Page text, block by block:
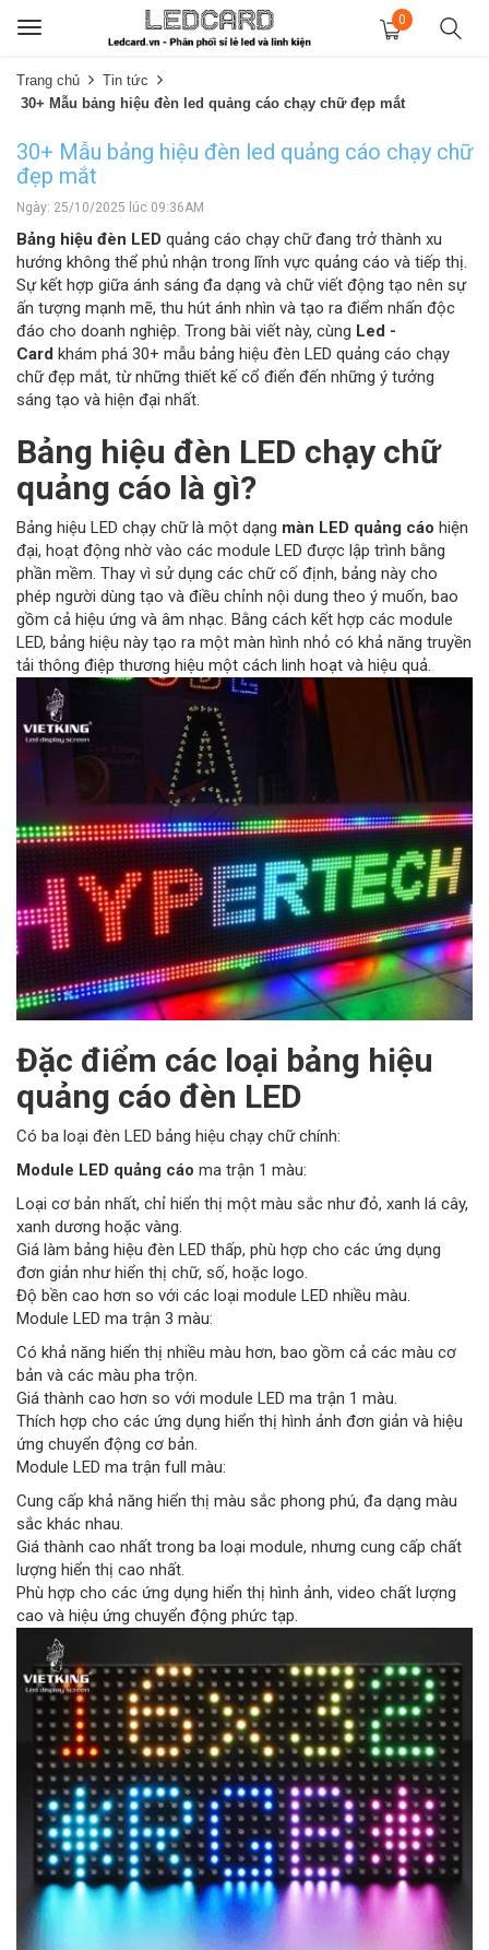
Toggle
0
Trang chủ
Tin tức
30+ Mẫu bảng hiệu đèn led quảng cáo chạy chữ đẹp mắt
30+ Mẫu bảng hiệu đèn led quảng cáo chạy chữ
đẹp mắt
Ngày: 25/10/2025 lúc 09:36AM
Bảng hiệu đèn LED quảng cáo chạy chữ đang trở thành xu
hướng không thể phủ nhận trong lĩnh vực quảng cáo và tiếp thị.
Sự kết hợp giữa ánh sáng đa dạng và chữ viết động tạo nên sự
ấn tượng mạnh mẽ, thu hút ánh nhìn và tạo ra điểm nhấn độc
đáo cho doanh nghiệp. Trong bài viết này, cùng Led -
Card khám phá 30+ mẫu bảng hiệu đèn LED quảng cáo chạy
chữ đẹp mắt, từ những thiết kế cổ điển đến những ý tưởng
sáng tạo và hiện đại nhất.
Bảng hiệu đèn LED chạy chữ
quảng cáo là gì?
Bảng hiệu LED chạy chữ là một dạng màn LED quảng cáo hiện
đại, hoạt động nhờ vào các module LED được lập trình bằng
phần mềm. Thay vì sử dụng các chữ cố định, bảng này cho
phép người dùng tạo và điều chỉnh nội dung theo ý muốn, bao
gồm cả hiệu ứng và âm nhạc. Bằng cách kết hợp các module
LED, bảng hiệu này tạo ra một màn hình nhỏ có khả năng truyền
tải thông điệp thương hiệu một cách linh hoạt và hiệu quả.
Đặc điểm các loại bảng hiệu
quảng cáo đèn LED
Có ba loại đèn LED bảng hiệu chạy chữ chính:
Module LED quảng cáo ma trận 1 màu:
Loại cơ bản nhất, chỉ hiển thị một màu sắc như đỏ, xanh lá cây,
xanh dương hoặc vàng.
Giá làm bảng hiệu đèn LED thấp, phù hợp cho các ứng dụng
đơn giản như hiển thị chữ, số, hoặc logo.
Độ bền cao hơn so với các loại module LED nhiều màu.
Module LED ma trận 3 màu:
Có khả năng hiển thị nhiều màu hơn, bao gồm cả các màu cơ
bản và các màu pha trộn.
Giá thành cao hơn so với module LED ma trận 1 màu.
Thích hợp cho các ứng dụng hiển thị hình ảnh đơn giản và hiệu
ứng chuyển động cơ bản.
Module LED ma trận full màu:
Cung cấp khả năng hiển thị màu sắc phong phú, đa dạng màu
sắc khác nhau.
Giá thành cao nhất trong ba loại module, nhưng cung cấp chất
lượng hiển thị cao nhất.
Phù hợp cho các ứng dụng hiển thị hình ảnh, video chất lượng
cao và hiệu ứng chuyển động phức tạp.